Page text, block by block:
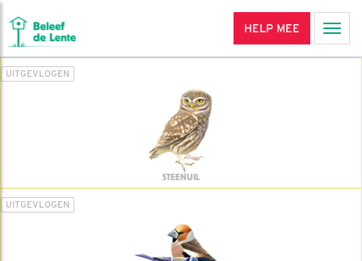
HELP MEE
UITGEVLOGEN
STEENUIL
UITGEVLOGEN